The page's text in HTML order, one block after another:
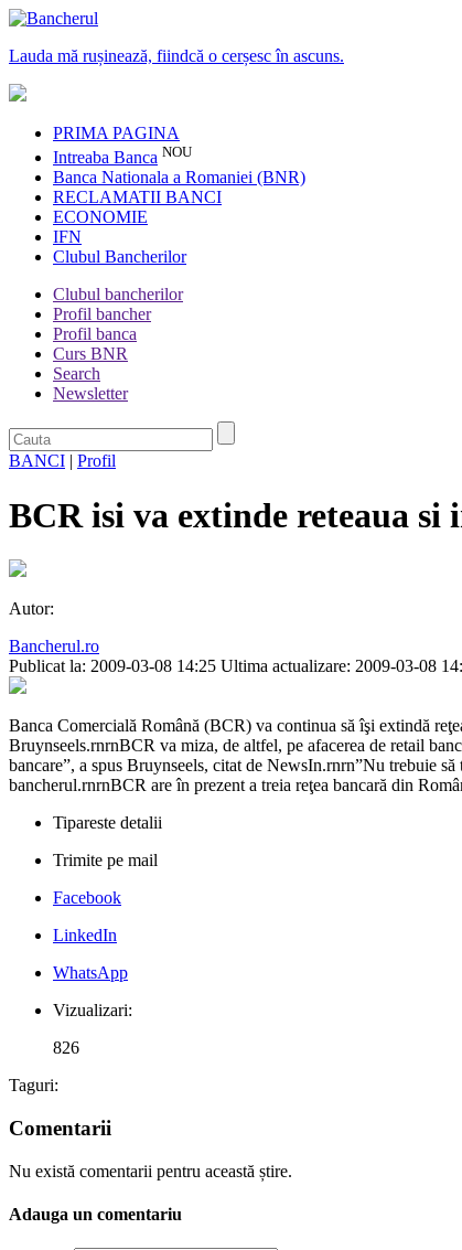
Lauda mă rușinează, fiindcă o cerșesc în ascuns.
PRIMA PAGINA
Intreaba Banca NOU
Banca Nationala a Romaniei (BNR)
RECLAMATII BANCI
ECONOMIE
IFN
Clubul Bancherilor
Clubul bancherilor
Profil bancher
Profil banca
Curs BNR
Search
Newsletter
BANCI | Profil
BCR isi va extinde reteaua si
Autor:
Bancherul.ro
Publicat la: 2009-03-08 14:25 Ultima actualizare: 2009-03-08
Banca Comercială Română (BCR) va continua să îşi extindă
Bruynseels.rnrnBCR va miza, de altfel, pe afacerea de retail
bancare”, a spus Bruynseels, citat de NewsIn.rnrn”Nu trebuie
bancherul.rnrnBCR are în prezent a treia reţea bancară din
Tipareste detalii
Trimite pe mail
Facebook
LinkedIn
WhatsApp
Vizualizari:
826
Taguri:
Comentarii
Nu există comentarii pentru această știre.
Adauga un comentariu